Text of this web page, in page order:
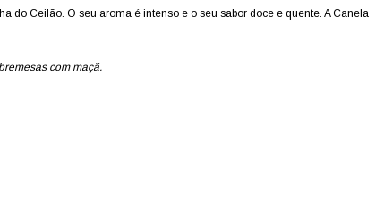
do Ceilão. O seu aroma é intenso e o seu sabor doce e quente. A Canela
com maçã.